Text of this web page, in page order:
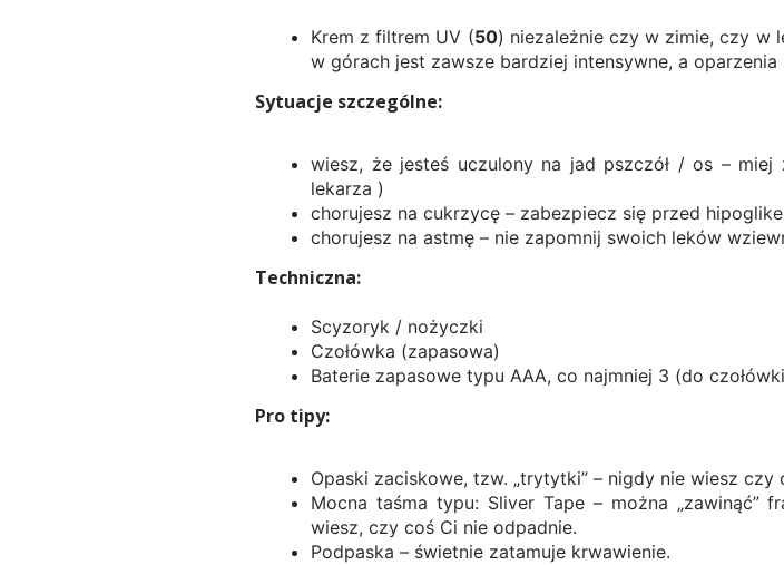
Krem z filtrem UV (50) niezależnie czy w zimie, czy w
w górach jest zawsze bardziej intensywne, a
Sytuacje szczególne:
wiesz, że jesteś uczulony na jad pszczół / os –
lekarza )
chorujesz na cukrzycę – zabezpiecz się przed
chorujesz na astmę – nie zapomnij swoich leków
Techniczna:
Scyzoryk / nożyczki
Czołówka (zapasowa)
Baterie zapasowe typu AAA, co najmniej 3 (do
Pro tipy:
Opaski zaciskowe, tzw. „trytytki” – nigdy nie wiesz
Mocna taśma typu: Sliver Tape – można
wiesz, czy coś Ci nie odpadnie.
Podpaska – świetnie zatamuje krwawienie.